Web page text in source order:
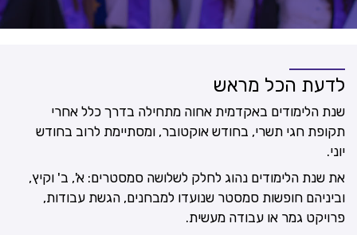
לדעת הכל מראש
שנת הלימודים באקדמית אחוה מתחילה בדרך כלל אחרי
תקופת חגי תשרי, בחודש אוקטובר, ומסתיימת לרוב בחודש
יוני.
את שנת הלימודים נהוג לחלק לשלושה סמסטרים: א', ב' וקיץ,
וביניהם חופשות סמסטר שנועדו למבחנים, הגשת עבודות,
פרויקט גמר או עבודה מעשית.